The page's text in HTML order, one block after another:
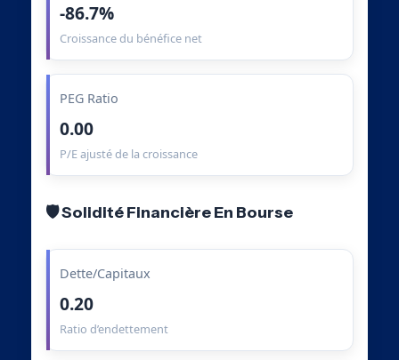
-86.7%
Croissance du bénéfice net
PEG Ratio
0.00
P/E ajusté de la croissance
🛡️ Solidité Financière En Bourse
Dette/Capitaux
0.20
Ratio d’endettement